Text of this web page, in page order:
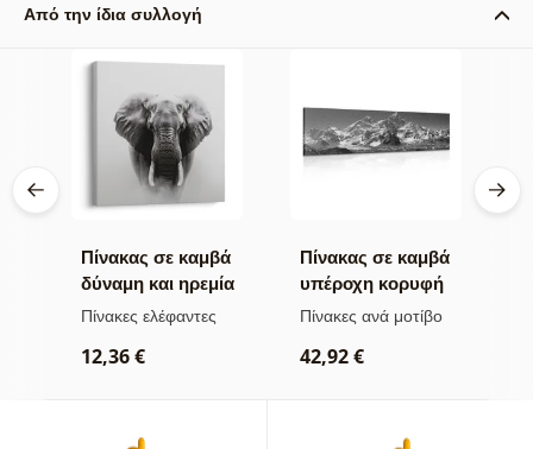
Από την ίδια συλλογή
Πίνακας σε καμβά
δύναμη και ηρεμία
του ελέφαντα
Πίνακες ελέφαντες
12,36 €
Πίνακας σε καμβά
υπέροχη κορυφή
βουνού σε
εκδοχή
Πίνακες ανά μοτίβο
42,92 €